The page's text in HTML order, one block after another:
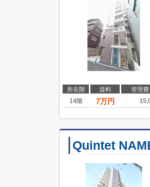
所在階 賃料
管理
14階
7万円
Quintet